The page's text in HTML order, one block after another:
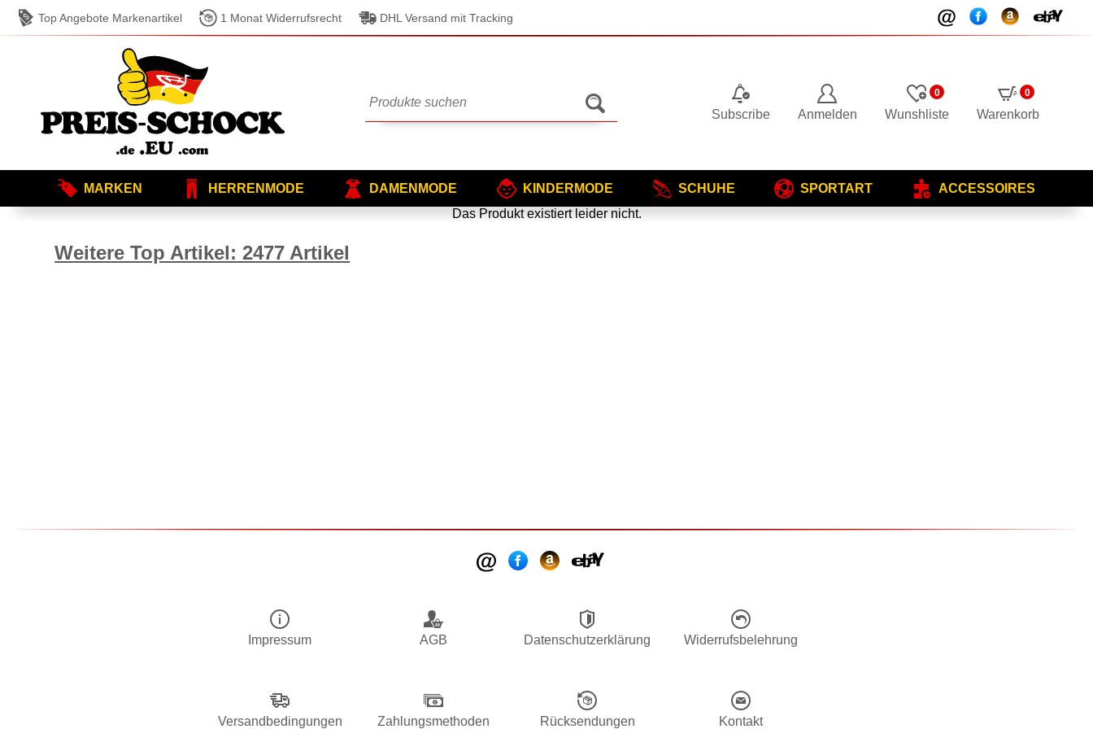
Top Angebote Markenartikel 1 Monat Widerrufsrecht DHL Versand mit Tracking
Subscribe Anmelden Wunshliste
0
Warenkorb
0
MARKEN HERRENMODE DAMENMODE KINDERMODE SCHUHE SPORTART
ACCESSOIRES
Das Produkt existiert leider nicht.
Weitere Top Artikel: 2477 Artikel
Impressum AGB Datenschutzerklärung Widerrufsbelehrung
Versandbedingungen Zahlungsmethoden Rücksendungen Kontakt